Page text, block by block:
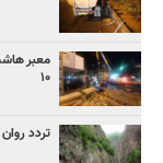
معبر
۱۰
تردد